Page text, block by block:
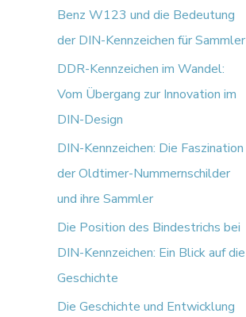
n
n
a
c
h
:
Benz W123 und die Bedeutung
der DIN-Kennzeichen für Sammler
DDR-Kennzeichen im Wandel:
Vom Übergang zur Innovation im
DIN-Design
DIN-Kennzeichen: Die Faszination
der Oldtimer-Nummernschilder
und ihre Sammler
Die Position des Bindestrichs bei
DIN-Kennzeichen: Ein Blick auf die
Geschichte
Die Geschichte und Entwicklung